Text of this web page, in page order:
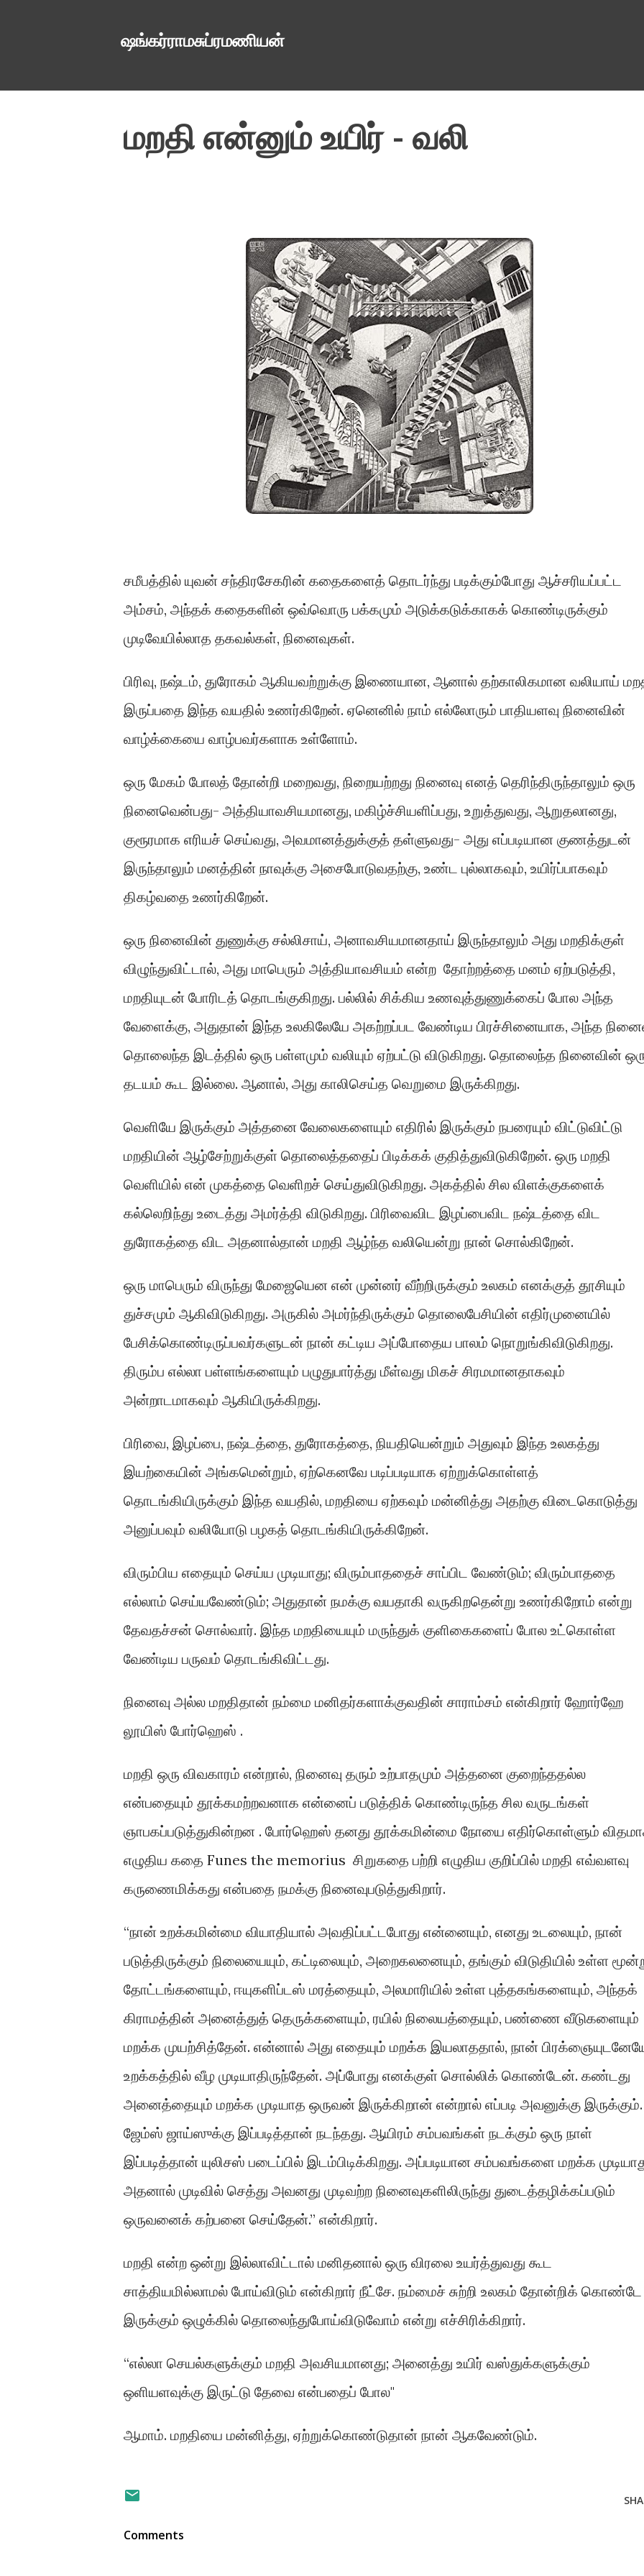
ஷங்கர்ராமசுப்ரமணியன்
மறதி என்னும் உயிர் - வலி
சமீபத்தில் யுவன் சந்திரசேகரின் கதைகளைத் தொடர்ந்து படிக்கும்போது ஆச்சரியப்பட்ட
அம்சம், அந்தக் கதைகளின் ஒவ்வொரு பக்கமும் அடுக்கடுக்காகக் கொண்டிருக்கும்
முடிவேயில்லாத தகவல்கள், நினைவுகள்.
பிரிவு, நஷ்டம், துரோகம் ஆகியவற்றுக்கு இணையான, ஆனால் தற்காலிகமான வலியாய்
இருப்பதை இந்த வயதில் உணர்கிறேன். ஏனெனில் நாம் எல்லோரும் பாதியளவு நினைவின்
வாழ்க்கையை வாழ்பவர்களாக உள்ளோம்.
ஒரு மேகம் போலத் தோன்றி மறைவது, நிறையற்றது நினைவு எனத் தெரிந்திருந்தாலும் ஒரு
நினைவென்பது- அத்தியாவசியமானது, மகிழ்ச்சியளிப்பது, உறுத்துவது, ஆறுதலானது,
குரூரமாக எரியச் செய்வது, அவமானத்துக்குத் தள்ளுவது- அது எப்படியான குணத்துடன்
இருந்தாலும் மனத்தின் நாவுக்கு அசைபோடுவதற்கு, உண்ட புல்லாகவும், உயிர்ப்பாகவும்
திகழ்வதை உணர்கிறேன்.
ஒரு நினைவின் துணுக்கு சல்லிசாய், அனாவசியமானதாய் இருந்தாலும் அது மறதிக்குள்
விழுந்துவிட்டால், அது மாபெரும் அத்தியாவசியம் என்ற தோற்றத்தை மனம் ஏற்படுத்தி,
மறதியுடன் போரிடத் தொடங்குகிறது. பல்லில் சிக்கிய உணவுத்துணுக்கைப் போல அந்த
வேளைக்கு, அதுதான் இந்த உலகிலேயே அகற்றப்பட வேண்டிய பிரச்சினையாக, அந்த
தொலைந்த இடத்தில் ஒரு பள்ளமும் வலியும் ஏற்பட்டு விடுகிறது. தொலைந்த நினைவின்
தடயம் கூட இல்லை. ஆனால், அது காலிசெய்த வெறுமை இருக்கிறது.
வெளியே இருக்கும் அத்தனை வேலைகளையும் எதிரில் இருக்கும் நபரையும் விட்டுவிட்டு
மறதியின் ஆழ்சேற்றுக்குள் தொலைத்ததைப் பிடிக்கக் குதித்துவிடுகிறேன். ஒரு மறதி
வெளியில் என் முகத்தை வெளிறச் செய்துவிடுகிறது. அகத்தில் சில விளக்குகளைக்
கல்லெறிந்து உடைத்து அமர்த்தி விடுகிறது. பிரிவைவிட இழப்பைவிட நஷ்டத்தை விட
துரோகத்தை விட அதனால்தான் மறதி ஆழ்ந்த வலியென்று நான் சொல்கிறேன்.
ஒரு மாபெரும் விருந்து மேஜையென என் முன்னர் வீற்றிருக்கும் உலகம் எனக்குத் தூசியும்
துச்சமும் ஆகிவிடுகிறது. அருகில் அமர்ந்திருக்கும் தொலைபேசியின் எதிர்முனையில்
பேசிக்கொண்டிருப்பவர்களுடன் நான் கட்டிய அப்போதைய பாலம் நொறுங்கிவிடுகிறது.
திரும்ப எல்லா பள்ளங்களையும் பழுதுபார்த்து மீள்வது மிகச் சிரமமானதாகவும்
அன்றாடமாகவும் ஆகியிருக்கிறது.
பிரிவை, இழப்பை, நஷ்டத்தை, துரோகத்தை, நியதியென்றும் அதுவும் இந்த உலகத்து
இயற்கையின் அங்கமென்றும், ஏற்கெனவே படிப்படியாக ஏற்றுக்கொள்ளத்
தொடங்கியிருக்கும் இந்த வயதில், மறதியை ஏற்கவும் மன்னித்து அதற்கு விடைகொடுத்து
அனுப்பவும் வலியோடு பழகத் தொடங்கியிருக்கிறேன்.
விரும்பிய எதையும் செய்ய முடியாது; விரும்பாததைச் சாப்பிட வேண்டும்; விரும்பாததை
எல்லாம் செய்யவேண்டும்; அதுதான் நமக்கு வயதாகி வருகிறதென்று உணர்கிறோம் என்று
தேவதச்சன் சொல்வார். இந்த மறதியையும் மருந்துக் குளிகைகளைப் போல உட்கொள்ள
வேண்டிய பருவம் தொடங்கிவிட்டது.
நினைவு அல்ல மறதிதான் நம்மை மனிதர்களாக்குவதின் சாராம்சம் என்கிறார் ஹோர்ஹே
லூயிஸ் போர்ஹெஸ் .
மறதி ஒரு விவகாரம் என்றால், நினைவு தரும் உற்பாதமும் அத்தனை குறைந்ததல்ல
என்பதையும் தூக்கமற்றவனாக என்னைப் படுத்திக் கொண்டிருந்த சில வருடங்கள்
ஞாபகப்படுத்துகின்றன . போர்ஹெஸ் தனது தூக்கமின்மை நோயை எதிர்கொள்ளும்
எழுதிய கதை Funes the memorius சிறுகதை பற்றி எழுதிய குறிப்பில் மறதி எவ்வளவு
கருணைமிக்கது என்பதை நமக்கு நினைவுபடுத்துகிறார்.
“நான் உறக்கமின்மை வியாதியால் அவதிப்பட்டபோது என்னையும், எனது உடலையும், நான்
படுத்திருக்கும் நிலையையும், கட்டிலையும், அறைகலனையும், தங்கும் விடுதியில் உள்ள
தோட்டங்களையும், ஈயுகளிப்டஸ் மரத்தையும், அலமாரியில் உள்ள புத்தகங்களையும், அந்தக்
கிராமத்தின் அனைத்துத் தெருக்களையும், ரயில் நிலையத்தையும், பண்ணை வீடுகளையும்
மறக்க முயற்சித்தேன். என்னால் அது எதையும் மறக்க இயலாததால், நான்
உறக்கத்தில் வீழ முடியாதிருந்தேன். அப்போது எனக்குள் சொல்லிக் கொண்டேன். கண்டது
அனைத்தையும் மறக்க முடியாத ஒருவன் இருக்கிறான் என்றால் எப்படி அவனுக்கு இருக்கும்.
ஜேம்ஸ் ஜாய்ஸுக்கு இப்படித்தான் நடந்தது. ஆயிரம் சம்பவங்கள் நடக்கும் ஒரு நாள்
இப்படித்தான் யுலிசஸ் படைப்பில் இடம்பிடிக்கிறது. அப்படியான சம்பவங்களை மறக்க
அதனால் முடிவில் செத்து அவனது முடிவற்ற நினைவுகளிலிருந்து துடைத்தழிக்கப்படும்
ஒருவனைக் கற்பனை செய்தேன்.” என்கிறார்.
மறதி என்ற ஒன்று இல்லாவிட்டால் மனிதனால் ஒரு விரலை உயர்த்துவது கூட
சாத்தியமில்லாமல் போய்விடும் என்கிறார் நீட்சே. நம்மைச் சுற்றி உலகம் தோன்றிக் கொண்டே
இருக்கும் ஒழுக்கில் தொலைந்துபோய்விடுவோம் என்று எச்சிரிக்கிறார்.
“எல்லா செயல்களுக்கும் மறதி அவசியமானது; அனைத்து உயிர் வஸ்துக்களுக்கும்
ஒளியளவுக்கு இருட்டு தேவை என்பதைப் போல"
ஆமாம். மறதியை மன்னித்து, ஏற்றுக்கொண்டுதான் நான் ஆகவேண்டும்.
Comments